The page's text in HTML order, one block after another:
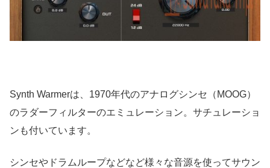
Synth Warmerは、1970年代のアナログシンセ（MOOG）
のラダーフィルターのエミュレーション。サチュレーショ
ンも付いています。
シンセやドラムループなどなど様々な音源を使ってサウン